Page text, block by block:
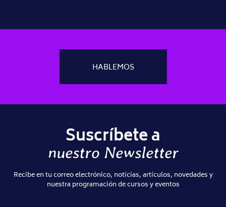
HABLEMOS
Suscríbete a
nuestro Newsletter
Recibe en tu correo electrónico, noticias, artículos, novedades y
nuestra programación de cursos y eventos